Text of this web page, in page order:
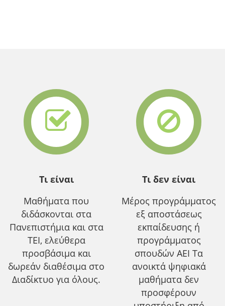
Τι είναι
Μαθήματα που
διδάσκονται στα
Πανεπιστήμια και στα
ΤΕΙ, ελεύθερα
προσβάσιμα και
δωρεάν διαθέσιμα στο
Διαδίκτυο για όλους.
Τι δεν είναι
Μέρος προγράμματος
εξ αποστάσεως
εκπαίδευσης ή
προγράμματος
σπουδών ΑΕΙ Τα
ανοικτά ψηφιακά
μαθήματα δεν
προσφέρουν